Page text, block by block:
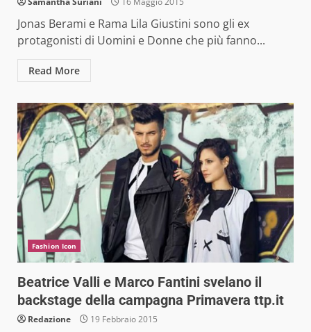
Jonas Berami e Rama Lila Giustini sono gli ex
protagonisti di Uomini e Donne che più fanno...
Read More
Fashion Icon
Beatrice Valli e Marco Fantini svelano il
backstage della campagna Primavera ttp.it
Redazione 19 Febbraio 2015